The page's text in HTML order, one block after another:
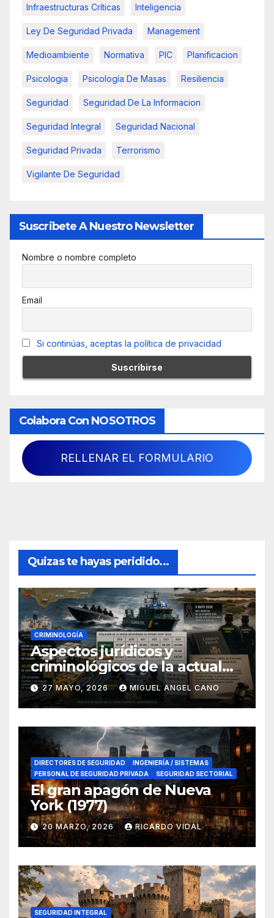
Infraestructuras Críticas Inteligencia
Ley De Seguridad Privada Management
Medioambiente Normativa PIC Planificacion
Psicologia Psicología De Masas Resiliencia
Seguridad Seguridad De La Informacion
Seguridad Integral Seguridad Nacional
Seguridad Privada Terrorismo
Vigilante De Seguridad
Suscribete A Nuestro Newsletter
Nombre o nombre completo
Email
Si continúas, aceptas la política de privacidad
Colabora Con NOSOTROS
RELLENAR EL FORMULARIO
Quizas te hayas peridido...
CRIMINOLOGÍA
Aspectos jurídicos y
criminológicos de la actual
lucha contra el narcotráfico
en el sur de España
27 MAYO, 2026 MIGUEL ANGEL CANO
DIRECTORES DE SEGURIDAD
INGENIERÍA / SISTEMAS
PERSONAL DE SEGURIDAD PRIVADA
SEGURIDAD SECTORIAL
El gran apagón de Nueva
York (1977)
20 MARZO, 2026 RICARDO VIDAL
SEGURIDAD INTEGRAL